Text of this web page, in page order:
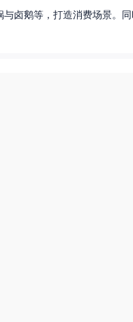
与卤鹅等，打造消费场景。